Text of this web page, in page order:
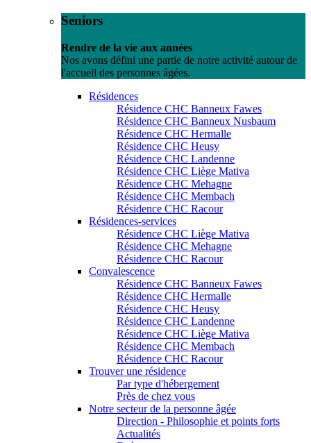
Seniors
Rendre de la vie aux années
Nos avons défini une partie de notre activité autour de
l'accueil des personnes âgées.
Résidences
Résidence CHC Banneux Fawes
Résidence CHC Banneux Nusbaum
Résidence CHC Hermalle
Résidence CHC Heusy
Résidence CHC Landenne
Résidence CHC Liège Mativa
Résidence CHC Mehagne
Résidence CHC Membach
Résidence CHC Racour
Résidences-services
Résidence CHC Liège Mativa
Résidence CHC Mehagne
Résidence CHC Racour
Convalescence
Résidence CHC Banneux Fawes
Résidence CHC Hermalle
Résidence CHC Heusy
Résidence CHC Landenne
Résidence CHC Liège Mativa
Résidence CHC Membach
Résidence CHC Racour
Trouver une résidence
Par type d'hébergement
Près de chez vous
Notre secteur de la personne âgée
Direction - Philosophie et points forts
Actualités